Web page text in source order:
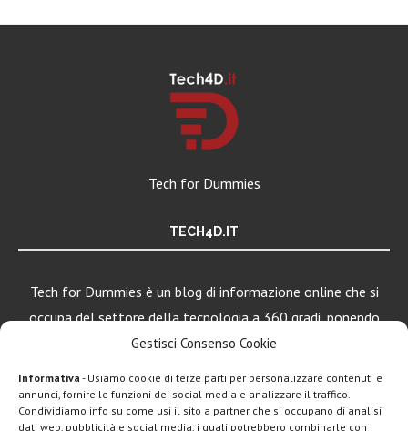
Gestisci Consenso Cookie
Informativa - Usiamo cookie di terze parti per personalizzare contenuti e
annunci, fornire le funzioni dei social media e analizzare il traffico.
Condividiamo info su come usi il sito a partner che si occupano di analisi
dati web, pubblicità e social media, i quali potrebbero combinarle con
Tech for Dummies
TECH4D.IT
Tech for Dummies è un blog di informazione online che si
occupa del settore della tecnologia a 360 gradi, ponendo
una particolare attenzione al mondo Android, Apple e